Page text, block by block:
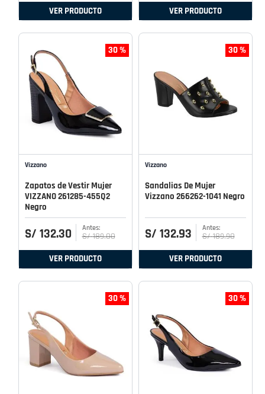
VER PRODUCTO VER PRODUCTO
30 %
Vizzano
Zapatos de Vestir Mujer
VIZZANO 261285-455Q2
Negro
S/ 132.30 S/ 189.00
VER PRODUCTO
30 %
Vizzano
Sandalias De Mujer
Vizzano 266262-1041 Negro
S/ 132.93 S/ 189.90
VER PRODUCTO
30 % 30 %